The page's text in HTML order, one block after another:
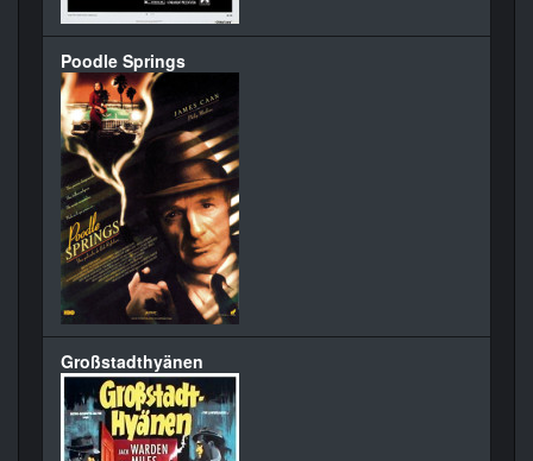
Poodle Springs
Großstadthyänen